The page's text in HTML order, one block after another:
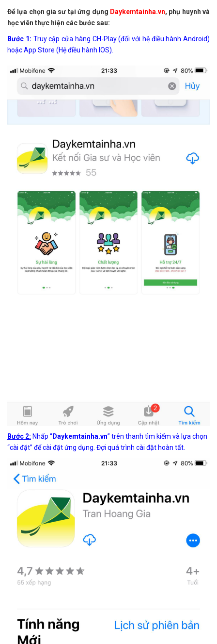
Để lựa chọn gia sư tại ứng dụng Daykemtainha.vn, phụ huynh và
học viên thực hiện các bước sau:
Bước 1: Truy cập cửa hàng CH-Play (đối với hệ điều hành Android)
hoặc App Store (Hệ điều hành IOS).
Bước 2: Nhấp “Daykemtainha.vn” trên thanh tìm kiếm và lựa chọn
“cài đặt” để cài đặt ứng dụng. Đợi quá trình cài đặt hoàn tất.